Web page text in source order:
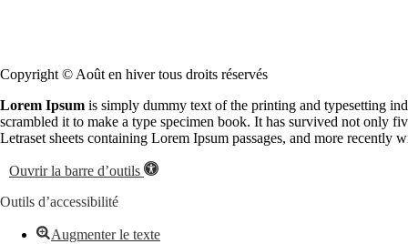
Copyright © Août en hiver tous droits réservés
Lorem Ipsum is simply dummy text of the printing and typesetting
scrambled it to make a type specimen book. It has survived not only
Letraset sheets containing Lorem Ipsum passages, and more recently
Ouvrir la barre d’outils
Outils d’accessibilité
Augmenter le texte